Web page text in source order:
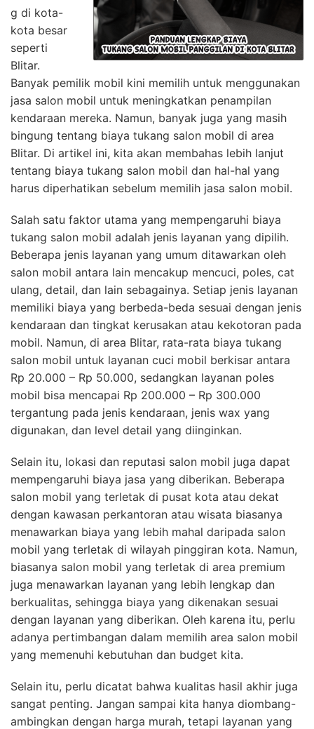
g di kota-
kota besar
seperti
Blitar.
Banyak pemilik mobil kini memilih untuk menggunakan
jasa salon mobil untuk meningkatkan penampilan
kendaraan mereka. Namun, banyak juga yang masih
bingung tentang biaya tukang salon mobil di area
Blitar. Di artikel ini, kita akan membahas lebih lanjut
tentang biaya tukang salon mobil dan hal-hal yang
harus diperhatikan sebelum memilih jasa salon mobil.
Salah satu faktor utama yang mempengaruhi biaya
tukang salon mobil adalah jenis layanan yang dipilih.
Beberapa jenis layanan yang umum ditawarkan oleh
salon mobil antara lain mencakup mencuci, poles, cat
ulang, detail, dan lain sebagainya. Setiap jenis layanan
memiliki biaya yang berbeda-beda sesuai dengan jenis
kendaraan dan tingkat kerusakan atau kekotoran pada
mobil. Namun, di area Blitar, rata-rata biaya tukang
salon mobil untuk layanan cuci mobil berkisar antara
Rp 20.000 – Rp 50.000, sedangkan layanan poles
mobil bisa mencapai Rp 200.000 – Rp 300.000
tergantung pada jenis kendaraan, jenis wax yang
digunakan, dan level detail yang diinginkan.
Selain itu, lokasi dan reputasi salon mobil juga dapat
mempengaruhi biaya jasa yang diberikan. Beberapa
salon mobil yang terletak di pusat kota atau dekat
dengan kawasan perkantoran atau wisata biasanya
menawarkan biaya yang lebih mahal daripada salon
mobil yang terletak di wilayah pinggiran kota. Namun,
biasanya salon mobil yang terletak di area premium
juga menawarkan layanan yang lebih lengkap dan
berkualitas, sehingga biaya yang dikenakan sesuai
dengan layanan yang diberikan. Oleh karena itu, perlu
adanya pertimbangan dalam memilih area salon mobil
yang memenuhi kebutuhan dan budget kita.
Selain itu, perlu dicatat bahwa kualitas hasil akhir juga
sangat penting. Jangan sampai kita hanya diombang-
ambingkan dengan harga murah, tetapi layanan yang